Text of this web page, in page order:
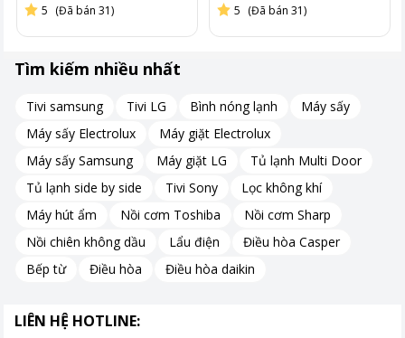
5 (Đã bán 31) 5 (Đã bán 31)
Tìm kiếm nhiều nhất
Tivi samsung Tivi LG Bình nóng lạnh
Máy sấy
Máy sấy Electrolux
Máy giặt Electrolux
Máy sấy Samsung
Máy giặt LG
Tủ lạnh Multi Door
Tủ lạnh side by side
Tivi Sony
Lọc không khí
Máy hút ẩm
Nồi cơm Toshiba
Nồi cơm Sharp
Nồi chiên không dầu
Lẩu điện
Điều hòa Casper
Bếp từ
Điều hòa Điều hòa daikin
LIÊN HỆ HOTLINE: